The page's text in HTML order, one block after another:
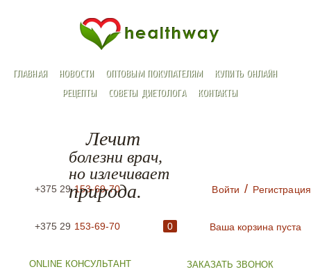
ГЛАВНАЯ НОВОСТИ ОПТОВЫМ ПОКУПАТЕЛЯМ
КУПИТЬ ОНЛАЙН
РЕЦЕПТЫ
СОВЕТЫ ДИЕТОЛОГА КОНТАКТЫ
+375 29 153-69-70
+375 29 153-69-70
Лечит
болезни врач,
но излечивает
природа. Войти / Регистрация
0 Ваша корзина пуста
ЗАКАЗАТЬ ЗВОНОК
ONLINE КОНСУЛЬТАНТ